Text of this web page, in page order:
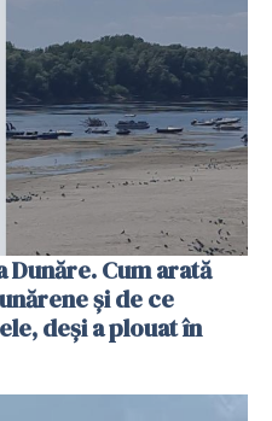
Cum arată
și de ce
deși a plouat în